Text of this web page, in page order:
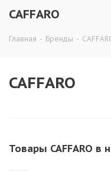
CAFFARO
Главная - Бренды -
CAFFARO
Товары CAFFARO в